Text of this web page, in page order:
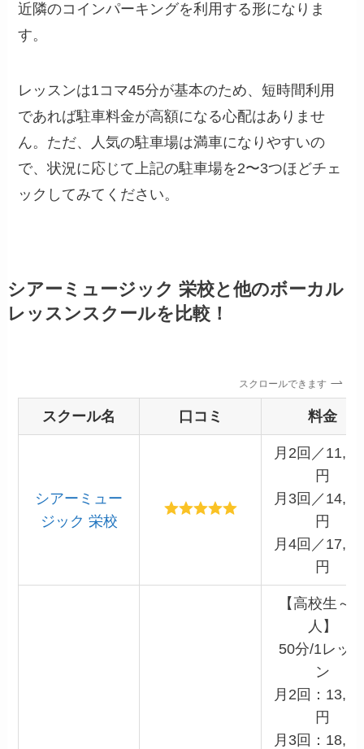
近隣のコインパーキングを利用する形になりま
す。
レッスンは1コマ45分が基本のため、短時間利用
であれば駐車料金が高額になる心配はありませ
ん。ただ、人気の駐車場は満車になりやすいの
で、状況に応じて上記の駐車場を2〜3つほどチェ
ックしてみてください。
シアーミュージック 栄校と他のボーカル
レッスンスクールを比較！
スクロールできます
スクール名 口コミ 料金
シアーミュー
ジック 栄校
月2回／
円
月3回／
円
月4回／
円
【高校生～
人】
50分/1レッ
ン
月2回：
円
月3回：